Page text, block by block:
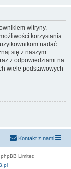
witryny.
korzystania
nadać
się z naszym
z odpowiedziami na
wiele podstawowych
Kontakt z nami
Limited